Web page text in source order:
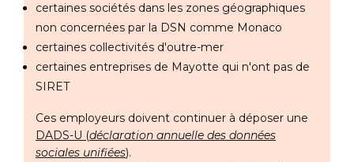
certaines sociétés dans les zones géographiques
non concernées par la DSN comme Monaco
certaines collectivités d'outre-mer
certaines entreprises de Mayotte qui n'ont pas de
SIRET
Ces employeurs doivent continuer à déposer une
DADS-U (déclaration annuelle des données
sociales unifiées).